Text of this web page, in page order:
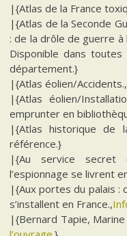
|{Atlas de la France
|{Atlas de la Seconde
: de la drôle de guerre à
Disponible dans
département.}
|{Atlas éolien/Accidents.,
|{Atlas éolien/
emprunter en
|{Atlas historique de
référence.}
|{Au service
l’espionnage se livrent
|{Aux portes du palais :
s’installent en France.,
|{Bernard Tapie,